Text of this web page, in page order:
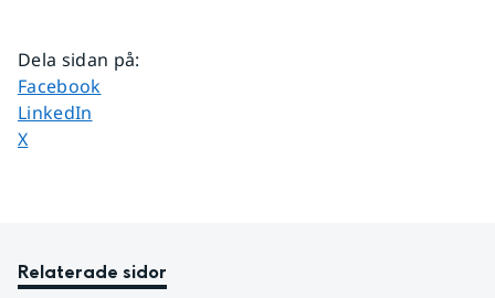
Dela sidan på:
Dela sidan på
Facebook
Dela sidan på
LinkedIn
Dela sidan på
X
Relaterade sidor